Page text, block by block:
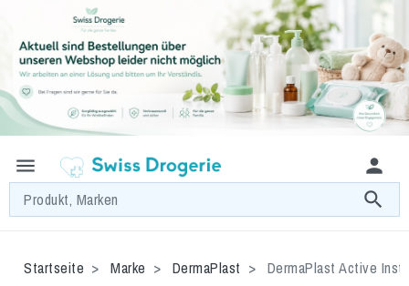
menu
Produkt, Marken search
person
Startseite Marke DermaPlast DermaPlast Active